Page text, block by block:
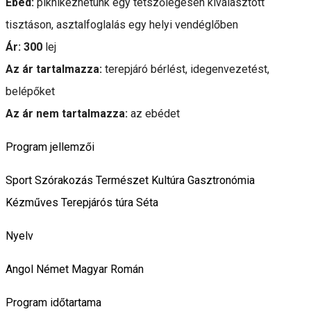
tisztáson, asztalfoglalás egy helyi vendéglőben
Ár: 300 lej
Az ár tartalmazza: terepjáró bérlést, idegenvezetést,
belépőket
Az ár nem tartalmazza: az ebédet
Program jellemzői
Sport Szórakozás Természet Kultúra Gasztronómia
Kézműves Terepjárós túra Séta
Nyelv
Angol Német Magyar Román
Program időtartama